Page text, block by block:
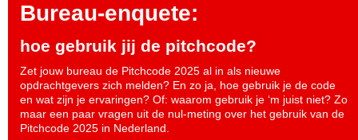
Bureau-enquete:
hoe gebruik jij de pitchcode?
Zet jouw bureau de Pitchcode 2025 al in als nieuwe
opdrachtgevers zich melden? En zo ja, hoe gebruik je de code
en wat zijn je ervaringen? Of: waarom gebruik je ‘m juist niet? Zo
maar een paar vragen uit de nul-meting over het gebruik van de
Pitchcode 2025 in Nederland.